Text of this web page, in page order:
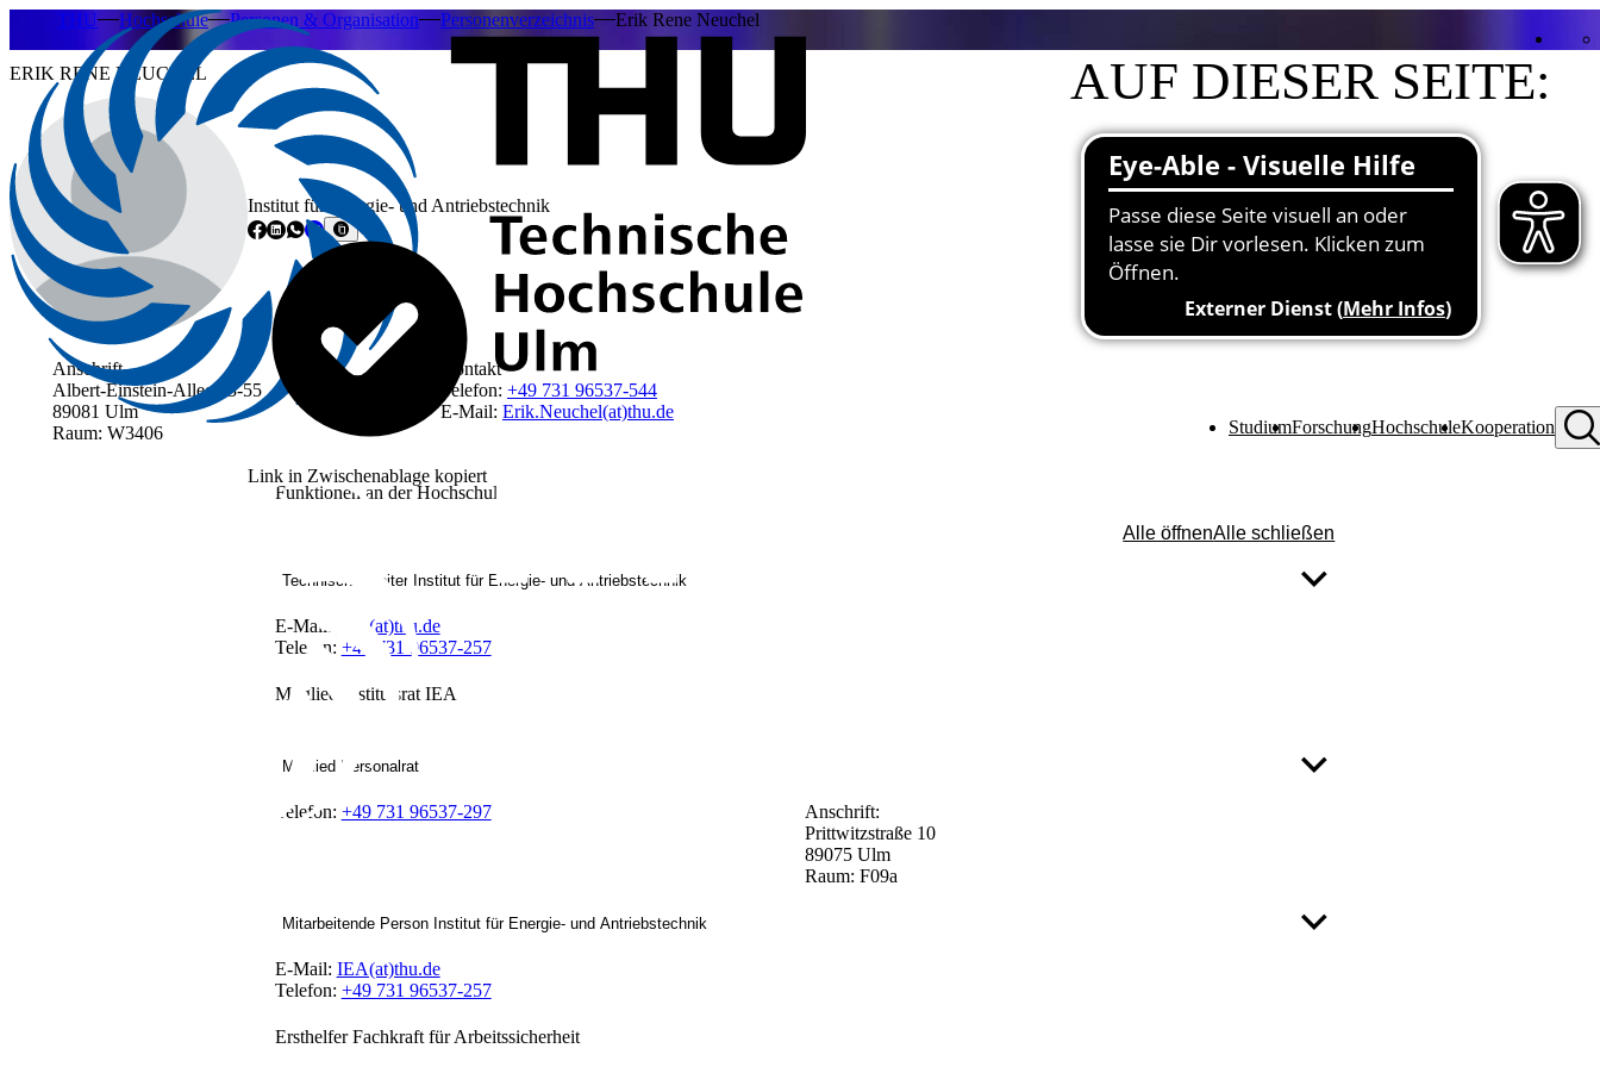
StudiumForschungHochschuleKooperation
THU Hochschule Personen & Organisation Personenverzeichnis Erik Rene Neuchel
ERIK RENE NEUCHEL
Institut für Energie- und Antriebstechnik
Link in Zwischenablage kopiert
AUF DIESER SEITE:
Kontakt
Funktionen an der Hochschule
Anschrift
Albert-Einstein-Allee 53-55
89081 Ulm
Raum: W3406
Kontakt
Telefon: +49 731 96537-544
E-Mail: Erik.Neuchel(at)thu.de
Funktionen an der Hochschule
Alle öffnenAlle schließen
Technischer Leiter Institut für Energie- und Antriebstechnik
E-Mail:
IEA(at)thu.de
Telefon: +49 731 96537-257
Mitglied Institutsrat IEA
Mitglied Personalrat
Telefon: +49 731 96537-297
Anschrift:
Prittwitzstraße 10
89075 Ulm
Raum: F09a
Mitarbeitende Person Institut für Energie- und Antriebstechnik
E-Mail: IEA(at)thu.de
Telefon: +49 731 96537-257
Ersthelfer Fachkraft für Arbeitssicherheit